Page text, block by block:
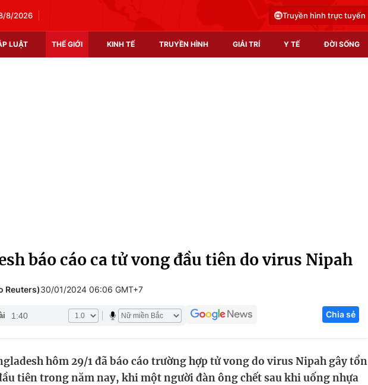
8/2026 Truyền hình trực tuyến
LUẬT THẾ GIỚI KINH TẾ TRUYỀN HÌNH GIẢI TRÍ Y TẾ ĐỜI SỐNG
Infographic
Làm đẹp
Giáo dục
Học trực tuyến
Công nghệ
Sản phẩm
báo cáo ca tử vong đầu tiên do virus Nipah
Reuters)30/01/2024 06:06 GMT+7
1:40 Chia sẻ
hôm 29/1 đã báo cáo trường hợp tử vong do virus Nipah gây tổn
tiên trong năm nay, khi một người đàn ông chết sau khi uống nhựa